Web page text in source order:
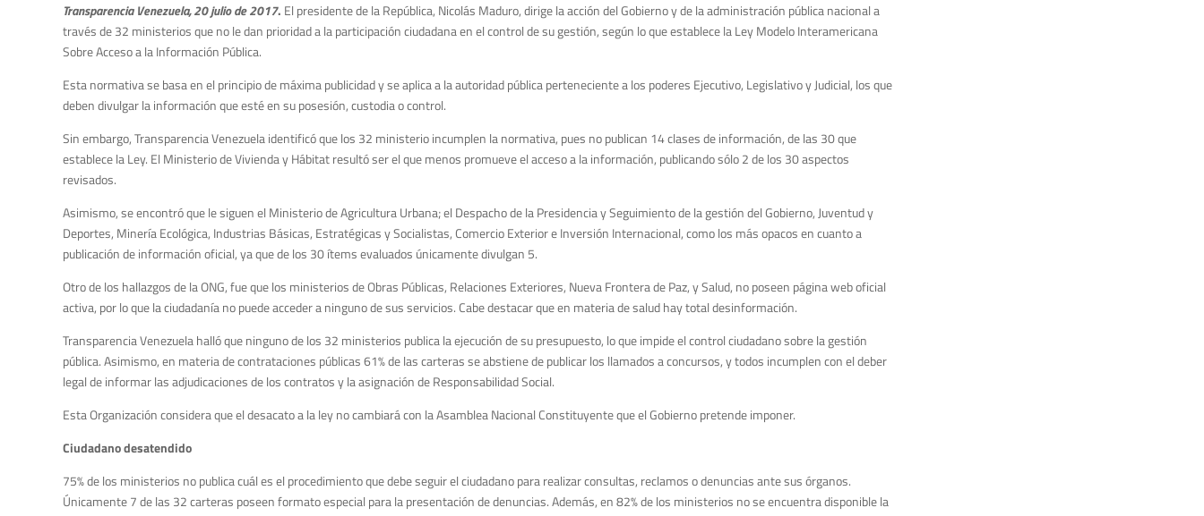
Transparencia Venezuela, 20 julio de 2017. El presidente de la República, Nicolás Maduro, dirige la acción del Gobierno y de la administración pública nacional a
través de 32 ministerios que no le dan prioridad a la participación ciudadana en el control de su gestión, según lo que establece la Ley Modelo Interamericana
Sobre Acceso a la Información Pública.
Esta normativa se basa en el principio de máxima publicidad y se aplica a la autoridad pública perteneciente a los poderes Ejecutivo, Legislativo y Judicial, los que
deben divulgar la información que esté en su posesión, custodia o control.
Sin embargo, Transparencia Venezuela identificó que los 32 ministerio incumplen la normativa, pues no publican 14 clases de información, de las 30 que
establece la Ley. El Ministerio de Vivienda y Hábitat resultó ser el que menos promueve el acceso a la información, publicando sólo 2 de los 30 aspectos
revisados.
Asimismo, se encontró que le siguen el Ministerio de Agricultura Urbana; el Despacho de la Presidencia y Seguimiento de la gestión del Gobierno, Juventud y
Deportes, Minería Ecológica, Industrias Básicas, Estratégicas y Socialistas, Comercio Exterior e Inversión Internacional, como los más opacos en cuanto a
publicación de información oficial, ya que de los 30 ítems evaluados únicamente divulgan 5.
Otro de los hallazgos de la ONG, fue que los ministerios de Obras Públicas, Relaciones Exteriores, Nueva Frontera de Paz, y Salud, no poseen página web oficial
activa, por lo que la ciudadanía no puede acceder a ninguno de sus servicios. Cabe destacar que en materia de salud hay total desinformación.
Transparencia Venezuela halló que ninguno de los 32 ministerios publica la ejecución de su presupuesto, lo que impide el control ciudadano sobre la gestión
pública. Asimismo, en materia de contrataciones públicas 61% de las carteras se abstiene de publicar los llamados a concursos, y todos incumplen con el deber
legal de informar las adjudicaciones de los contratos y la asignación de Responsabilidad Social.
Esta Organización considera que el desacato a la ley no cambiará con la Asamblea Nacional Constituyente que el Gobierno pretende imponer.
Ciudadano desatendido
75% de los ministerios no publica cuál es el procedimiento que debe seguir el ciudadano para realizar consultas, reclamos o denuncias ante sus órganos.
Únicamente 7 de las 32 carteras poseen formato especial para la presentación de denuncias. Además, en 82% de los ministerios no se encuentra disponible la